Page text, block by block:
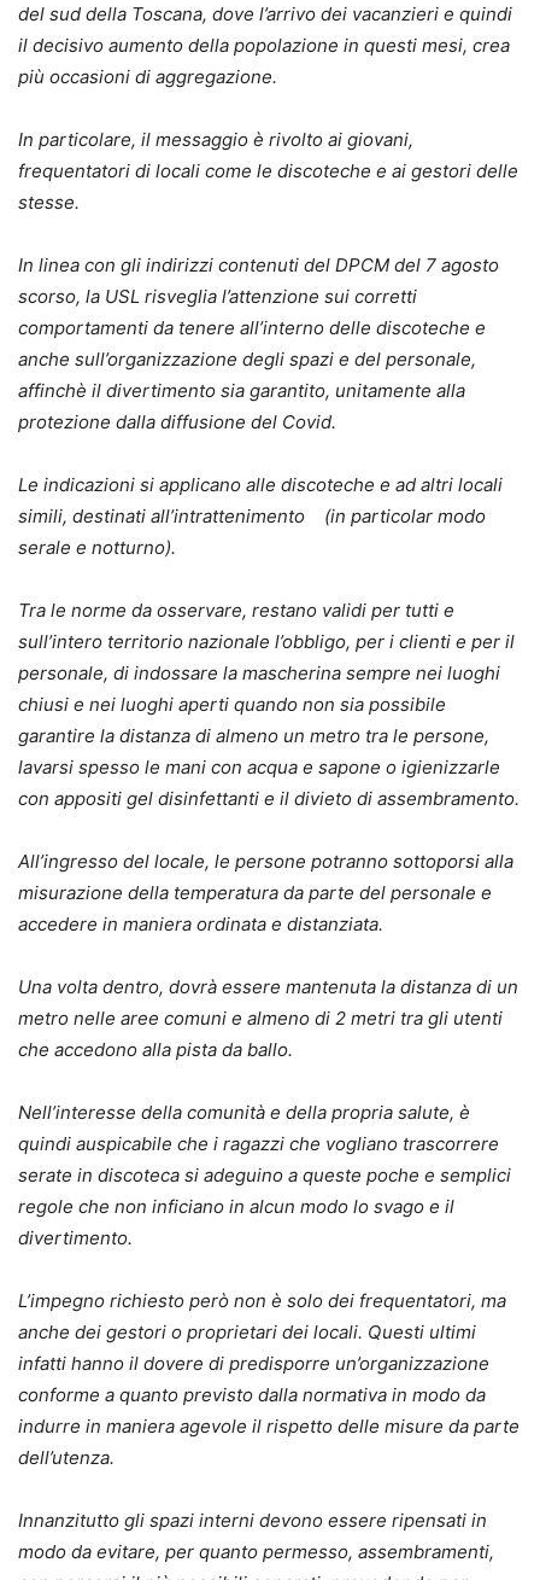
del sud della Toscana, dove l’arrivo dei vacanzieri e quindi
il decisivo aumento della popolazione in questi mesi, crea
più occasioni di aggregazione.
In particolare, il messaggio è rivolto ai giovani,
frequentatori di locali come le discoteche e ai gestori delle
stesse.
In linea con gli indirizzi contenuti del DPCM del 7 agosto
scorso, la USL risveglia l’attenzione sui corretti
comportamenti da tenere all’interno delle discoteche e
anche sull’organizzazione degli spazi e del personale,
affinchè il divertimento sia garantito, unitamente alla
protezione dalla diffusione del Covid.
Le indicazioni si applicano alle discoteche e ad altri locali
simili, destinati all’intrattenimento (in particolar modo
serale e notturno).
Tra le norme da osservare, restano validi per tutti e
sull’intero territorio nazionale l’obbligo, per i clienti e per il
personale, di indossare la mascherina sempre nei luoghi
chiusi e nei luoghi aperti quando non sia possibile
garantire la distanza di almeno un metro tra le persone,
lavarsi spesso le mani con acqua e sapone o igienizzarle
con appositi gel disinfettanti e il divieto di assembramento.
All’ingresso del locale, le persone potranno sottoporsi alla
misurazione della temperatura da parte del personale e
accedere in maniera ordinata e distanziata.
Una volta dentro, dovrà essere mantenuta la distanza di un
metro nelle aree comuni e almeno di 2 metri tra gli utenti
che accedono alla pista da ballo.
Nell’interesse della comunità e della propria salute, è
quindi auspicabile che i ragazzi che vogliano trascorrere
serate in discoteca si adeguino a queste poche e semplici
regole che non inficiano in alcun modo lo svago e il
divertimento.
L’impegno richiesto però non è solo dei frequentatori, ma
anche dei gestori o proprietari dei locali. Questi ultimi
infatti hanno il dovere di predisporre un’organizzazione
conforme a quanto previsto dalla normativa in modo da
indurre in maniera agevole il rispetto delle misure da parte
dell’utenza.
Innanzitutto gli spazi interni devono essere ripensati in
modo da evitare, per quanto permesso, assembramenti,